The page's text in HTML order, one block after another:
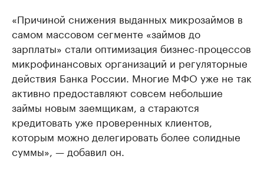
«Причиной снижения выданных микрозаймов в
самом массовом сегменте «займов до
зарплаты» стали оптимизация бизнес-процессов
микрофинансовых организаций и регуляторные
действия Банка России. Многие МФО уже не так
активно предоставляют совсем небольшие
займы новым заемщикам, а стараются
кредитовать уже проверенных клиентов,
которым можно делегировать более солидные
суммы», — добавил он.